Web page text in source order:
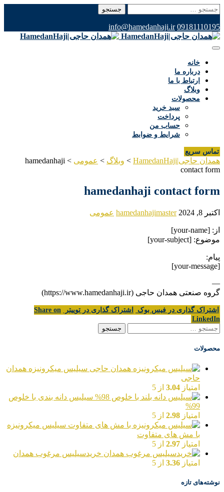
جستجو
09181110195
info@hamedanhaji.ir
خانه
درباره ما
ارتباط با ما
وبلاگ
محصولات
سبد خرید
پرداخت
حساب من
شرایط و ضوابط
تماس سریع
همدان حاجی|HamedanHaji > وبلاگ > عمومی >
hamedanhaji
contact form
hamedanhaji contact form
اکتبر 8, 2024 hamedanhajimaster عمومی
از: [your-name]
موضوع: [your-subject]
پیام:
[your-message]
—
گروه صنعتی همدان حاجی (https://www.hamedanhaji.ir)
اشتراک گذاری در فیس بوک اشتراک گذاری در توییتر
Share on
LinkedIn
جستجو
محصولات
سیلیس میکرونیزه همدان
حاجی
امتیاز 3.04 از 5
سیلیس دانه بندی با خلوص
99%
امتیاز 2.98 از 5
سیلیس میکرونیزه
با مش های متفاوت
امتیاز 2.97 از 5
خریدسیلیس مرغوب همدان
امتیاز 3.36 از 5
نوشته‌های تازه